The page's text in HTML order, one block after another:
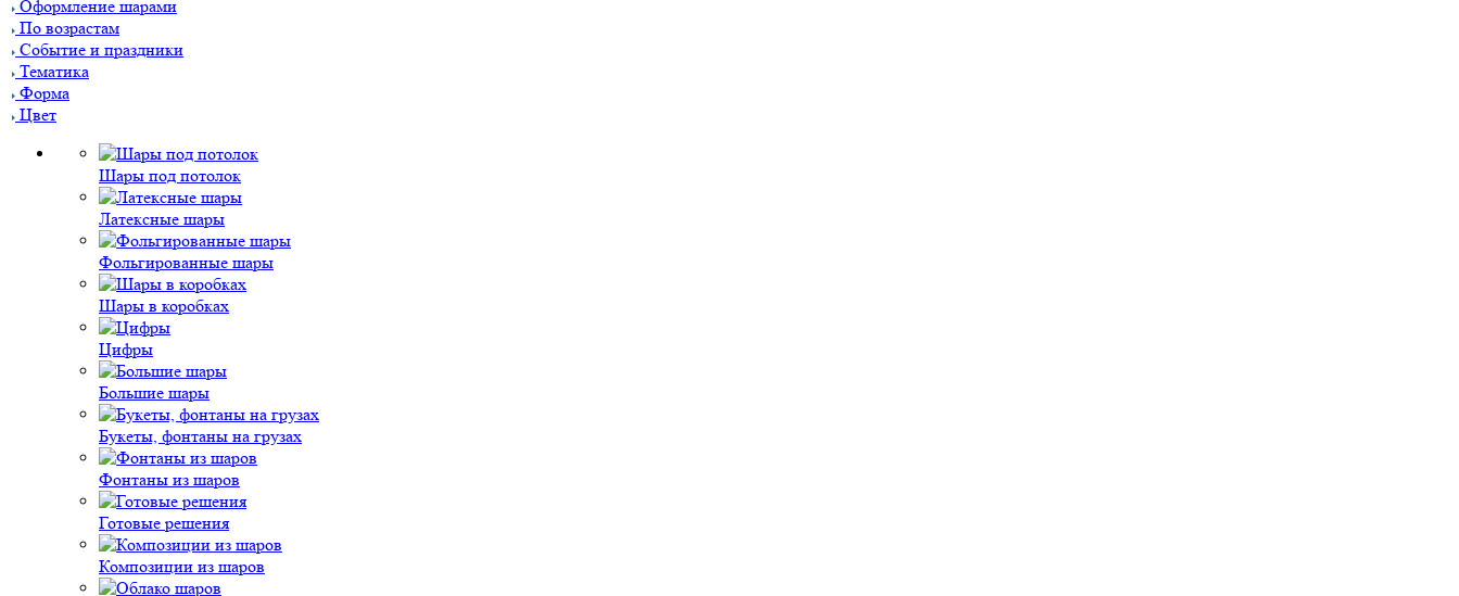
Оформление шарами
По возрастам
Событие и праздники
Тематика
Форма
Цвет
Шары под потолок
Латексные шары
Фольгированные шары
Шары в коробках
Цифры
Большие шары
Букеты, фонтаны на грузах
Фонтаны из шаров
Готовые решения
Композиции из шаров